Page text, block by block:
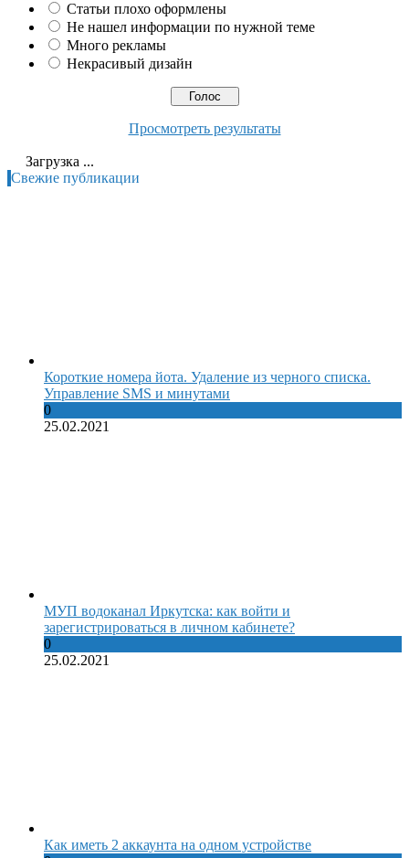
Статьи плохо оформлены
Не нашел информации по нужной теме
Много рекламы
Некрасивый дизайн
Просмотреть результаты
Загрузка ...
Свежие публикации
Короткие номера йота. Удаление из черного списка.
Управление SMS и минутами
0
25.02.2021
МУП водоканал Иркутска: как войти и
зарегистрироваться в личном кабинете?
0
25.02.2021
Как иметь 2 аккаунта на одном устройстве